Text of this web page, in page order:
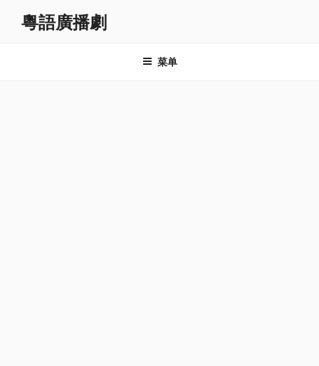
粵語廣播劇
菜单